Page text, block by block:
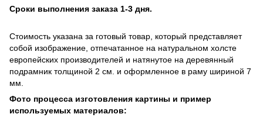
Сроки выполнения заказа 1-3 дня.
Стоимость указана за готовый товар, который представляет
собой изображение, отпечатанное на натуральном холсте
европейских производителей и натянутое на деревянный
подрамник толщиной 2 см. и оформленное в раму шириной 7
мм.
Фото процесса изготовления картины и пример
используемых материалов: